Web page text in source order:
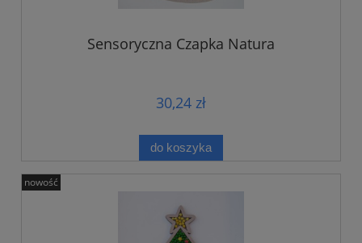
Sensoryczna Czapka Natura
30,24 zł
do koszyka
nowość